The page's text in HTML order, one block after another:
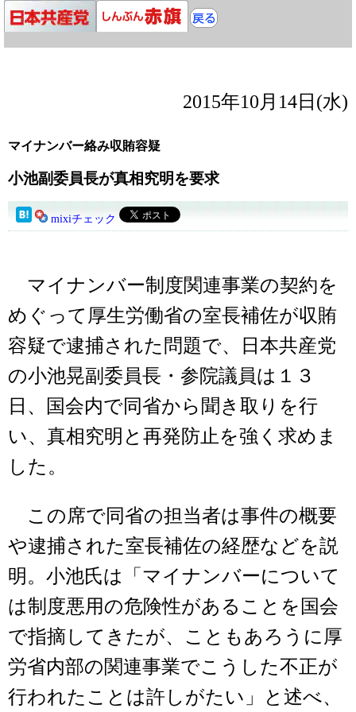
2015年10月14日(水)
マイナンバー絡み収賄容疑
小池副委員長が真相究明を要求
mixiチェック
マイナンバー制度関連事業の契約を
めぐって厚生労働省の室長補佐が収賄
容疑で逮捕された問題で、日本共産党
の小池晃副委員長・参院議員は１３
日、国会内で同省から聞き取りを行
い、真相究明と再発防止を強く求めま
した。
この席で同省の担当者は事件の概要
や逮捕された室長補佐の経歴などを説
明。小池氏は「マイナンバーについて
は制度悪用の危険性があることを国会
で指摘してきたが、こともあろうに厚
労省内部の関連事業でこうした不正が
行われたことは許しがたい」と述べ、